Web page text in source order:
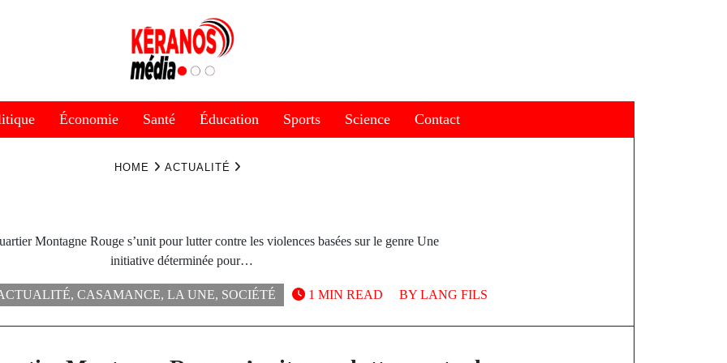
Économie Santé Éducation Sports Science Contact
HOME ACTUALITÉ
Montagne Rouge s’unit pour lutter contre les violences basées sur le genre Une
initiative déterminée pour…
, CASAMANCE, LA UNE, SOCIÉTÉ BY LANG FILS
1 MIN READ